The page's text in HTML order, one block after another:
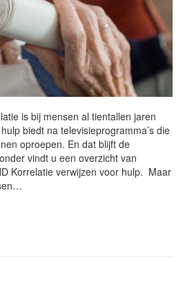
is bij mensen al tientallen jaren
biedt na televisieprogramma’s die
oproepen. En dat blijft de
vindt u een overzicht van
Korrelatie verwijzen voor hulp. Maar